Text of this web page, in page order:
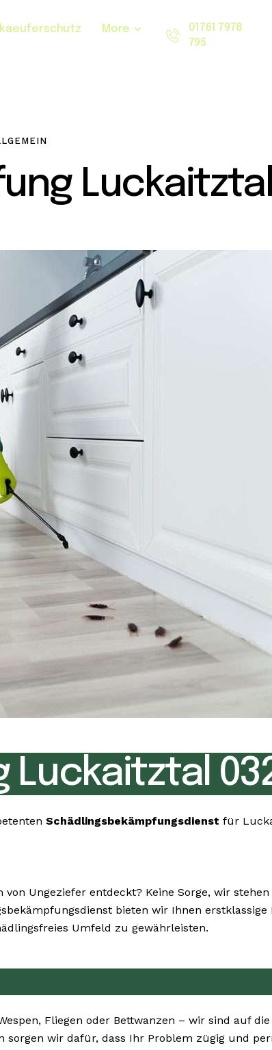
kaeuferschutz More
01761 7978
795
Schädlingsbekämpfungsdienst für
Ungeziefer entdeckt? Keine Sorge, wir
bieten wir Ihnen
Umfeld zu gewährleisten.
Fliegen oder Bettwanzen – wir sind auf
wir dafür, dass Ihr Problem zügig und